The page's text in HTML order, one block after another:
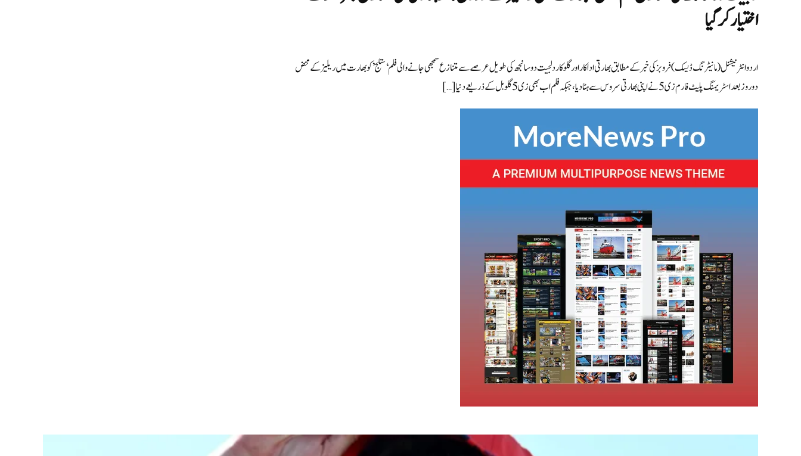
اختیار کر گیا
اردو انٹرنیشنل (مانیٹرنگ ڈیسک) فروبز کی خبر کے مطابق بھارتی اداکار اور گلوکار دلجیت دوسانجھ کی طویل عرصے سے متنازع سمجھی جانے والی فلم ‘ستلج’ کو بھارت میں ریلیز کے محض
دو روز بعد اسٹریمنگ پلیٹ فارم زی 5 نے اپنی بھارتی سروس سے ہٹا دیا، جبکہ فلم اب بھی زی5 گلوبل کے ذریعے دنیا […]